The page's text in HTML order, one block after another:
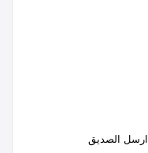
ارسل الصديق